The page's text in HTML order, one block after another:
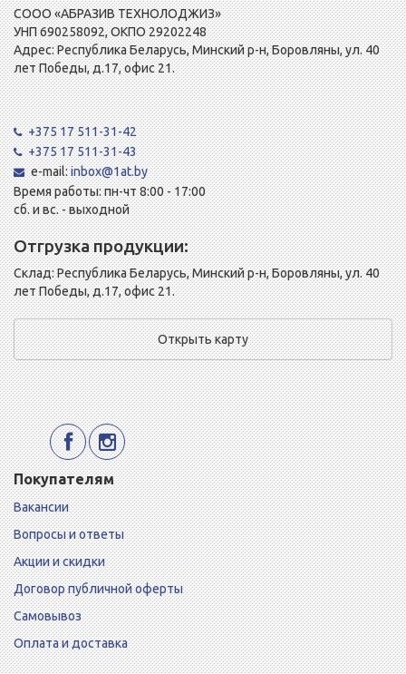
СООО «АБРАЗИВ ТЕХНОЛОДЖИЗ»
УНП 690258092, ОКПО 29202248
Адрес: Республика Беларусь, Минский р-н, Боровляны, ул. 40
лет Победы, д.17, офис 21.
+375 17 511-31-42
+375 17 511-31-43
e-mail:inbox@1at.by
Время работы: пн-чт 8:00 - 17:00
сб. и вс. - выходной
Отгрузка продукции:
Склад: Республика Беларусь, Минский р-н, Боровляны, ул. 40
лет Победы, д.17, офис 21.
Открыть карту
Покупателям
Вакансии
Вопросы и ответы
Акции и скидки
Договор публичной оферты
Самовывоз
Оплата и доставка